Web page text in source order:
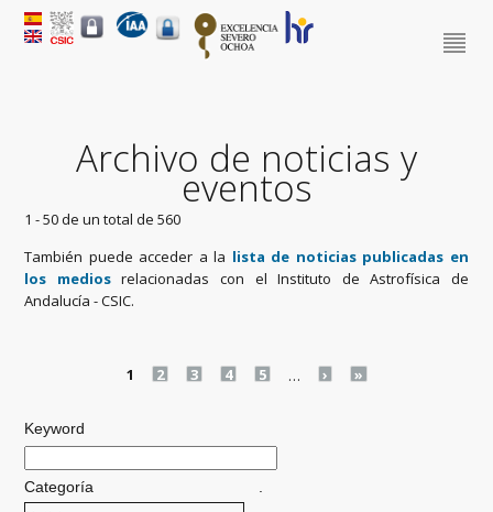
Archivo de noticias y
eventos
1 - 50 de un total de 560
También puede acceder a la lista de noticias publicadas en
los mediosrelacionadas con el Instituto de Astrofísica de
Andalucía - CSIC.
1 2 3 4 5 … › »
Keyword
Categoría